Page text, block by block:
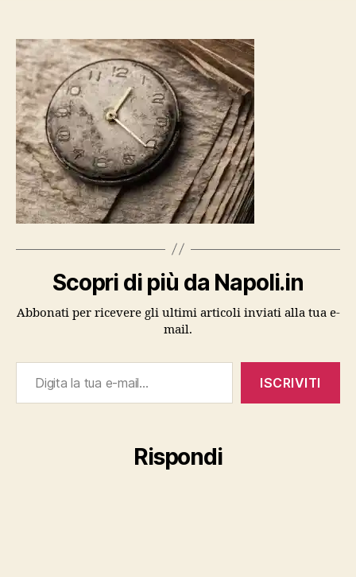
manuscript-
book.jpg
Scopri di più da Napoli.in
Abbonati per ricevere gli ultimi articoli inviati alla tua e-
mail.
Digita la tua e-mail...
ISCRIVITI
Rispondi